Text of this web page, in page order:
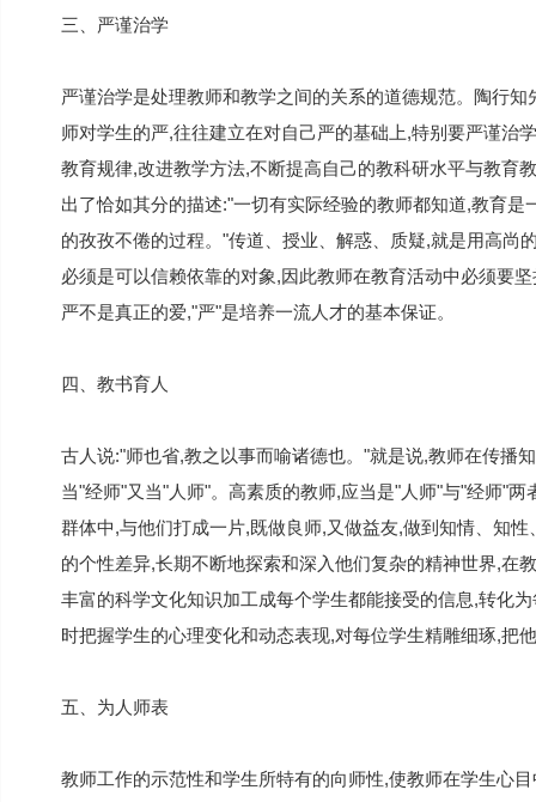
三、严谨治学
严谨治学是处理教师和教学之间的关系的道德规范。陶行
师对学生的严,往往建立在对自己严的基础上,特别要严谨治
教育规律,改进教学方法,不断提高自己的教科研水平与教育
出了恰如其分的描述:"一切有实际经验的教师都知道,教育
的孜孜不倦的过程。"传道、授业、解惑、质疑,就是用高尚
必须是可以信赖依靠的对象,因此教师在教育活动中必须要
严不是真正的爱,"严"是培养一流人才的基本保证。
四、教书育人
古人说:"师也省,教之以事而喻诸德也。"就是说,教师在传播
当"经师"又当"人师"。高素质的教师,应当是"人师"与"经师"
群体中,与他们打成一片,既做良师,又做益友,做到知情、知
的个性差异,长期不断地探索和深入他们复杂的精神世界,在
丰富的科学文化知识加工成每个学生都能接受的信息,转化
时把握学生的心理变化和动态表现,对每位学生精雕细琢,把
五、为人师表
教师工作的示范性和学生所特有的向师性,使教师在学生心